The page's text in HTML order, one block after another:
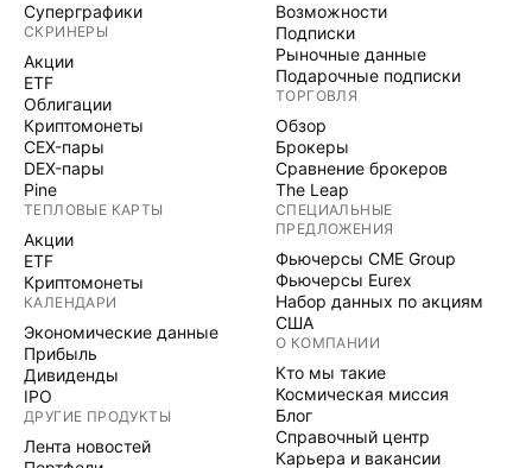
Суперграфики
СКРИНЕРЫ
Акции
ETF
Облигации
Криптомонеты
CEX-пары
DEX-пары
Pine
ТЕПЛОВЫЕ КАРТЫ
Акции
ETF
Криптомонеты
КАЛЕНДАРИ
Экономические данные
Прибыль
Дивиденды
IPO
ДРУГИЕ ПРОДУКТЫ
Лента новостей
Возможности
Подписки
Рыночные данные
Подарочные подписки
ТОРГОВЛЯ
Обзор
Брокеры
Сравнение брокеров
The Leap
СПЕЦИАЛЬНЫЕ
ПРЕДЛОЖЕНИЯ
Фьючерсы CME Group
Фьючерсы Eurex
Набор данных по акциям
США
О КОМПАНИИ
Кто мы такие
Космическая миссия
Блог
Справочный центр
Карьера и вакансии